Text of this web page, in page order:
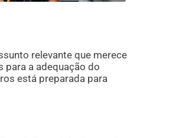
relevante que merece
para a adequação do
está preparada para